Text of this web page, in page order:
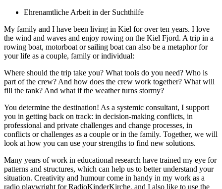
Ehrenamtliche Arbeit in der Suchthilfe
My family and I have been living in Kiel for over ten years. I love
the wind and waves and enjoy rowing on the Kiel Fjord. A trip in a
rowing boat, motorboat or sailing boat can also be a metaphor for
your life as a couple, family or individual:
Where should the trip take you? What tools do you need? Who is
part of the crew? And how does the crew work together? What will
fill the tank? And what if the weather turns stormy?
You determine the destination! As a systemic consultant, I support
you in getting back on track: in decision-making conflicts, in
professional and private challenges and change processes, in
conflicts or challenges as a couple or in the family. Together, we will
look at how you can use your strengths to find new solutions.
Many years of work in educational research have trained my eye for
patterns and structures, which can help us to better understand your
situation. Creativity and humour come in handy in my work as a
radio playwright for RadioKinderKirche, and I also like to use the